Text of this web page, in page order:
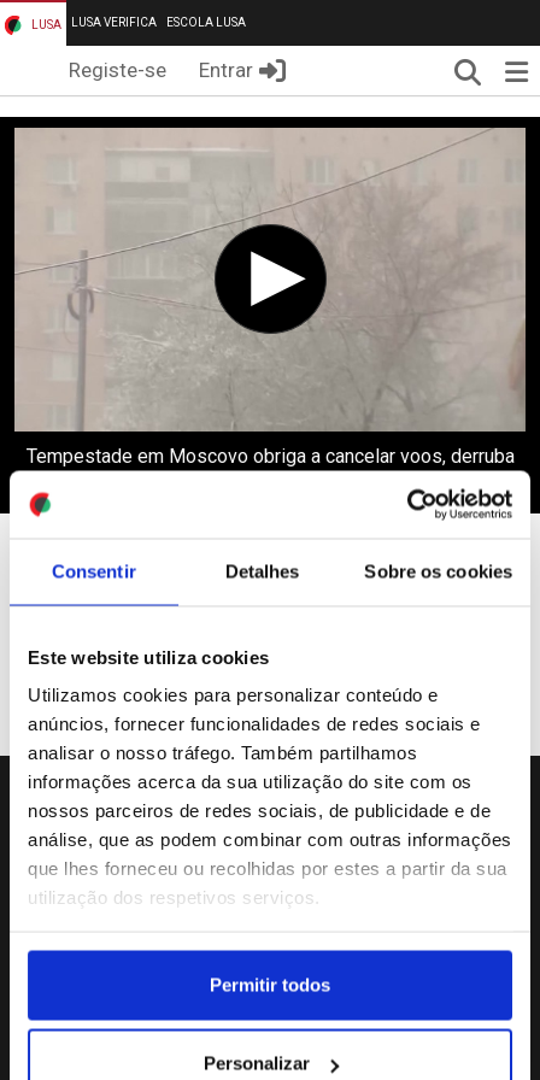
Consentir Detalhes Sobre os cookies
Este website utiliza cookies
Utilizamos cookies para personalizar conteúdo e
anúncios, fornecer funcionalidades de redes sociais e
analisar o nosso tráfego. Também partilhamos
informações acerca da sua utilização do site com os
nossos parceiros de redes sociais, de publicidade e de
análise, que as podem combinar com outras informações
que lhes forneceu ou recolhidas por estes a partir da sua
utilização dos respetivos serviços.
Permitir todos
Personalizar
LUSA LUSA VERIFICA ESCOLA LUSA
Registe-se Entrar
Tempestade em Moscovo obriga a cancelar voos, derruba
Galeria de Vídeos
Sede da Agência
Rua Dr.João Couto Lote C
(+351) 217116500
Social